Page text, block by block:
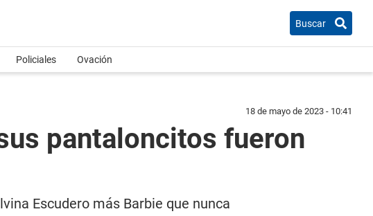
Buscar
Policiales Ovación
18 de mayo de 2023 - 10:41
pantaloncitos fueron
Escudero más Barbie que nunca